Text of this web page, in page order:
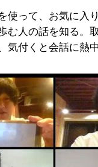
使って、お気に入
む人の話を知る。
気付くと会話に熱